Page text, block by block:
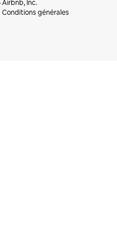
Inc.
Conditions générales